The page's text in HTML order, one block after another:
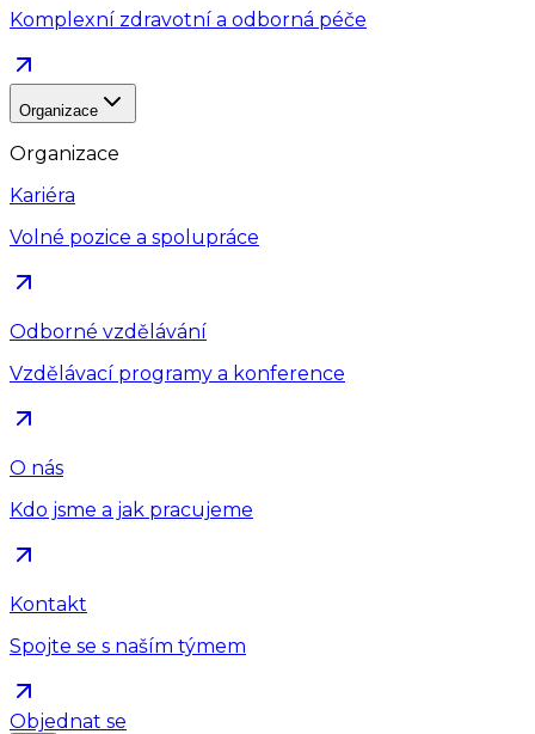
Komplexní zdravotní a odborná péče
Organizace
Organizace
Kariéra
Volné pozice a spolupráce
Odborné vzdělávání
Vzdělávací programy a konference
O nás
Kdo jsme a jak pracujeme
Kontakt
Spojte se s naším týmem
Objednat se